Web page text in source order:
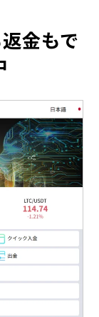
金もで